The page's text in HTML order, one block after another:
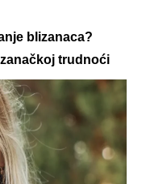
blizanaca?
trudnoći